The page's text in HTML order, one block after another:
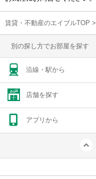
賃貸・不動産のエイブルTOP >
別の探し方でお部屋を探す
沿線・駅から
店舗を探す
アプリから